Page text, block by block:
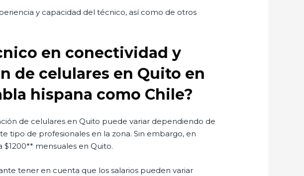
y capacidad del técnico, así como de otros
en conectividad y
de celulares en Quito en
hispana como Chile?
de celulares en Quito puede variar dependiendo de
tipo de profesionales en la zona. Sin embargo, en
mensuales en Quito.
tener en cuenta que los salarios pueden variar